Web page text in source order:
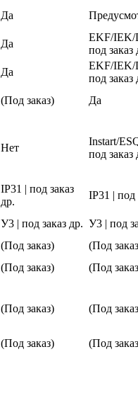
Да
Да
EKF/IEK/
под заказ
Да
EKF/IEK/
под заказ
(Под заказ)
Да
Нет
Instart/
под заказ
IP31 | под заказ
др.
IP31 | под
У3 | под заказ др. У3 | под
(Под заказ)
(Под
(Под заказ)
(Под
(Под заказ) (Под
(Под заказ) (Под